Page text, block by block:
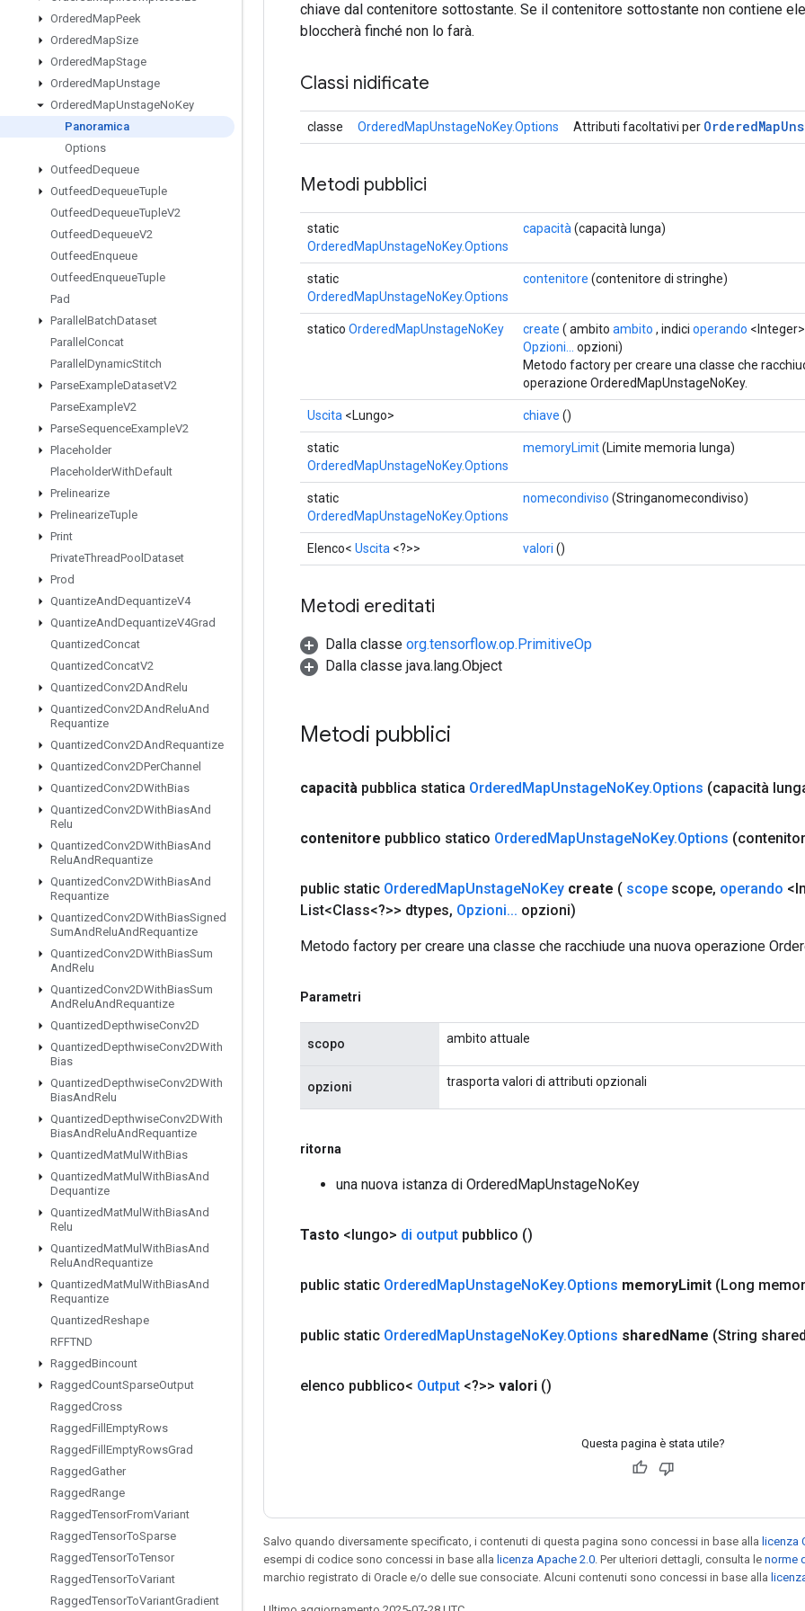
OrderedMapPeek
OrderedMapSize
OrderedMapStage
OrderedMapUnstage
OrderedMapUnstageNoKey
Panoramica
Options
OutfeedDequeue
OutfeedDequeueTuple
OutfeedDequeueTupleV2
OutfeedDequeueV2
OutfeedEnqueue
OutfeedEnqueueTuple
Pad
Parallel BatchDataset
Parallel Concat
Parallel DynamicStitch
ParseExampleDatasetV2
ParseExampleV2
ParseSequenceExampleV2
Placeholder
PlaceholderWithDefault
Prelinearize
PrelinearizeTuple
Print
PrivateThreadPool Dataset
Prod
QuantizeAndDequantizeV4
QuantizeAndDequantizeV4Grad
QuantizedConcat
QuantizedConcatV2
QuantizedConv2DAndRelu
QuantizedConv2DAndReluAnd
Requantize
QuantizedConv2DAndRequantize
QuantizedConv2DPerChannel
QuantizedConv2DWithBias
QuantizedConv2DWithBiasAnd
Relu
QuantizedConv2DWithBiasAnd
ReluAndRequantize
QuantizedConv2DWithBiasAnd
Requantize
QuantizedConv2DWithBiasSigned
SumAndReluAndRequantize
QuantizedConv2DWithBiasSum
AndRelu
QuantizedConv2DWithBiasSum
AndReluAndRequantize
QuantizedDepthwiseConv2D
QuantizedDepthwiseConv2DWith
Bias
QuantizedDepthwiseConv2DWith
BiasAndRelu
QuantizedDepthwiseConv2DWith
BiasAndReluAndRequantize
QuantizedMatMul WithBias
QuantizedMatMul WithBiasAnd
Dequantize
QuantizedMatMul WithBiasAnd
Relu
QuantizedMatMul WithBiasAnd
ReluAndRequantize
QuantizedMatMul WithBiasAnd
Requantize
QuantizedReshape
RFFTND
RaggedBincount
RaggedCountSparseOutput
RaggedCross
RaggedFill EmptyRows
RaggedFill EmptyRowsGrad
RaggedGather
RaggedRange
RaggedTensorFromVariant
RaggedTensorToSparse
RaggedTensorToTensor
RaggedTensorToVariant
RaggedTensorToVariantGradient
chiave dal contenitore sottostante. Se il contenitore sottostante non contiene
bloccherà finché non lo farà.
Classi nidificate
classe OrderedMapUnstageNoKey.Options Attributi facoltativi per OrderedMap
Metodi pubblici
static
OrderedMapUnstageNoKey.Options
capacità (capacità lunga)
static
OrderedMapUnstageNoKey.Options
contenitore (contenitore di stringhe)
statico OrderedMapUnstageNoKey create ( ambito ambito , indici operando
Opzioni...
opzioni)
Metodo factory per creare una classe che
operazione OrderedMapUnstageNoKey.
Uscita <Lungo> chiave ()
static
OrderedMapUnstageNoKey.Options
memoryLimit(Limite memoria lunga)
static
OrderedMapUnstageNoKey.Options
nomecondiviso (Stringanomecondiviso)
Elenco< Uscita <?>> valori ()
Metodi ereditati
Dalla classe org.tensorflow.op.PrimitiveOp
Dalla classe java.lang.Object
Metodi pubblici
capacità pubblica statica OrderedMapUnstageNoKey.Options (capacità
contenitore pubblico statico OrderedMapUnstageNoKey.Options
public static OrderedMapUnstageNoKey create ( scope scope, operando
List<Class<?>> dtypes, Opzioni... opzioni)
Metodo factory per creare una classe che racchiude una nuova operazione
Parametri
scopo ambito attuale
opzioni trasporta valori di attributi opzionali
ritorna
una nuova istanza di OrderedMapUnstageNoKey
Tasto <lungo> di output pubblico ()
public static OrderedMapUnstageNoKey.Options memoryLimit (Long
public static OrderedMapUnstageNoKey.Options sharedName (String
elenco pubblico< Output <?>> valori ()
Questa pagina è stata utile?
Salvo quando diversamente specificato, i contenuti di questa pagina sono concessi in base alla licenza
esempi di codice sono concessi in base alla licenza Apache 2.0 . Per ulteriori dettagli, consulta le norme
marchio registrato di Oracle e/o delle sue consociate. Alcuni contenuti sono concessi in base alla